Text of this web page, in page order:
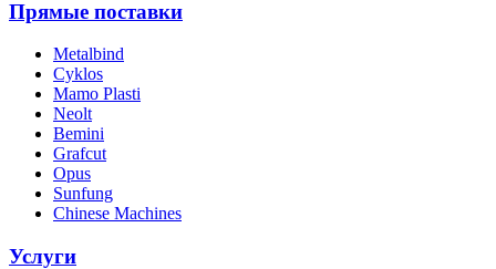
Прямые поставки
Metalbind
Cyklos
Mamo Plasti
Neolt
Bemini
Grafcut
Opus
Sunfung
Chinese Machines
Услуги